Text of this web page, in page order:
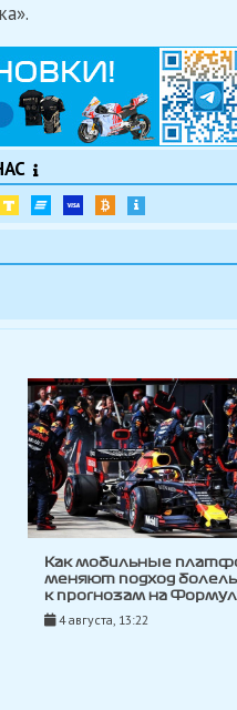
Как мобильные
меняют подход
к прогнозам на
4 августа, 13:22